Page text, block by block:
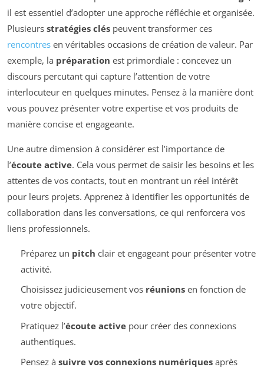
il est essentiel d’adopter une approche réfléchie et organisée.
Plusieurs stratégies clés peuvent transformer ces
rencontres en véritables occasions de création de valeur. Par
exemple, la préparation est primordiale : concevez un
discours percutant qui capture l’attention de votre
interlocuteur en quelques minutes. Pensez à la manière dont
vous pouvez présenter votre expertise et vos produits de
manière concise et engageante.
Une autre dimension à considérer est l’importance de
l’écoute active. Cela vous permet de saisir les besoins et les
attentes de vos contacts, tout en montrant un réel intérêt
pour leurs projets. Apprenez à identifier les opportunités de
collaboration dans les conversations, ce qui renforcera vos
liens professionnels.
Préparez un pitch clair et engageant pour présenter votre
activité.
Choisissez judicieusement vos réunionsen fonction de
votre objectif.
Pratiquez l’écoute activepour créer des connexions
authentiques.
Pensez à suivre vos connexions numériquesaprès